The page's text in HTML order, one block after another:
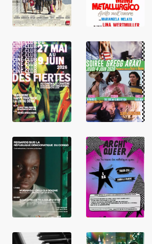
LIRE LIRE
LIRE
LIRE